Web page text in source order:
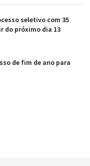
seletivo com 35
do próximo dia 13
de fim de ano para